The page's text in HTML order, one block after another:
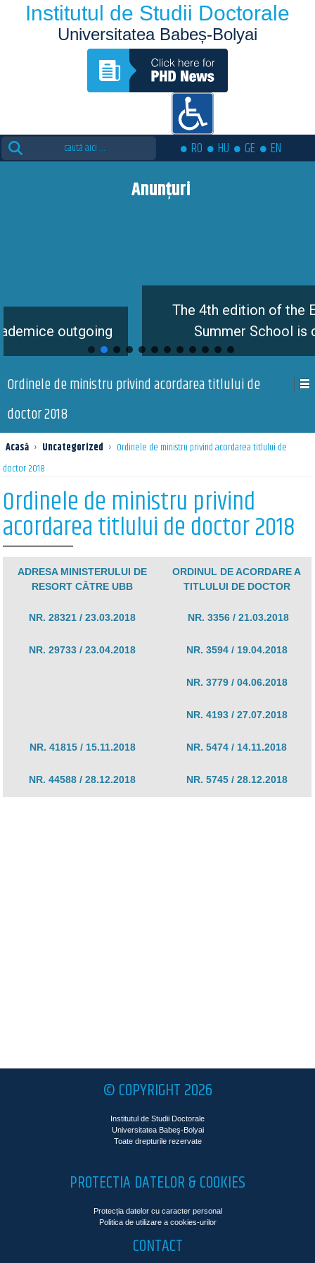
Institutul de Studii Doctorale
Universitatea Babeș-Bolyai
Search
for:
RO HU GE EN
Anunțuri
The 4th edition of the Eutopia
Summer School is coming
Ordinele de ministru privind acordarea titlului de
doctor 2018
Acasă › Uncategorized › Ordinele de ministru privind acordarea titlului de
doctor 2018
Ordinele de ministru privind
acordarea titlului de doctor 2018
ADRESA MINISTERULUI DE
RESORT CĂTRE UBB
ORDINUL DE ACORDARE A
TITLULUI DE DOCTOR
NR. 28321 / 23.03.2018 NR. 3356 / 21.03.2018
NR. 29733 / 23.04.2018 NR. 3594 / 19.04.2018
NR. 3779 / 04.06.2018
NR. 4193 / 27.07.2018
NR. 41815 / 15.11.2018 NR. 5474 / 14.11.2018
NR. 44588 / 28.12.2018 NR. 5745 / 28.12.2018
© COPYRIGHT 2026
Institutul de Studii Doctorale
Universitatea Babeş-Bolyai
Toate drepturile rezervate
PROTECTIA DATELOR & COOKIES
Protecția datelor cu caracter personal
Politica de utilizare a cookies-urilor
CONTACT